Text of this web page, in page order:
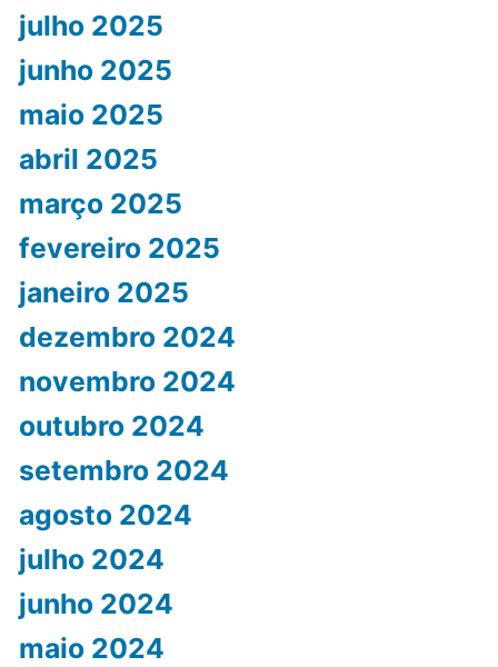
julho 2025
junho 2025
maio 2025
abril 2025
março 2025
fevereiro 2025
janeiro 2025
dezembro 2024
novembro 2024
outubro 2024
setembro 2024
agosto 2024
julho 2024
junho 2024
maio 2024